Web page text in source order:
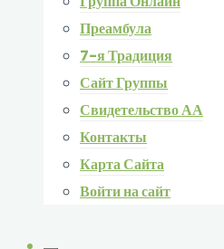
Преамбула
7-я Традиция
Сайт Группы
Свидетельство АА
Контакты
Карта Сайта
Войти на сайт